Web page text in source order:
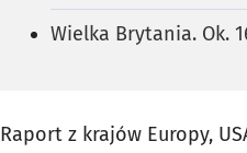
Wielka Brytania. Ok.
Raport z krajów Europy,